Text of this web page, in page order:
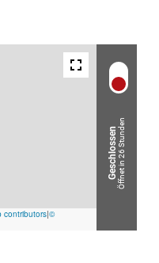
GeschlossenÖffnet in 26 Stunden